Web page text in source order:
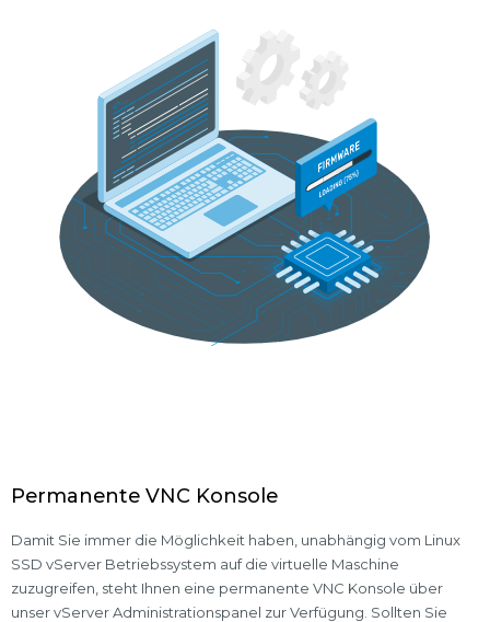
Permanente VNC Konsole
Damit Sie immer die Möglichkeit haben, unabhängig vom Linux
SSD vServer Betriebssystem auf die virtuelle Maschine
zuzugreifen, steht Ihnen eine permanente VNC Konsole über
unser vServer Administrationspanel zur Verfügung. Sollten Sie